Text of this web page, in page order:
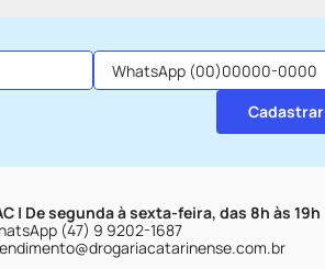
Cadastrar
| De segunda à sexta-feira, das 8h às 19h
(47) 9 9202-1687